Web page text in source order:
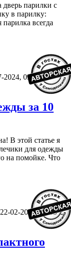
дверь парилки с
в парилку:
всегда
2024, 02:55 3
за 10
В этой статье я
для одежды
на помойке. Что
22-02-2023, 10:35 2